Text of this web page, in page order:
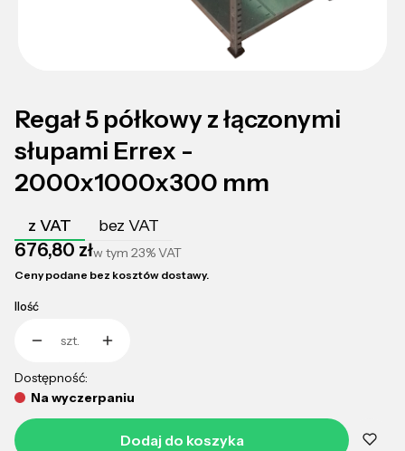
Regał 5 półkowy z łączonymi
słupami Errex -
2000x1000x300 mm
z VAT bez VAT
Cena
676,80 złw tym 23%VAT
Ceny podane bez kosztów dostawy.
Ilość
szt.
Dostępność:
Na wyczerpaniu
Dodaj do koszyka